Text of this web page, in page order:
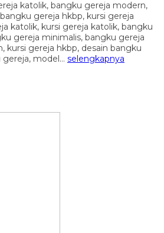
katolik, bangku gereja modern,
gereja hkbp, kursi gereja
katolik, kursi gereja katolik, bangku
gereja minimalis, bangku gereja
kursi gereja hkbp, desain bangku
model… selengkapnya